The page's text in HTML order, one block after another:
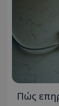
Πώς